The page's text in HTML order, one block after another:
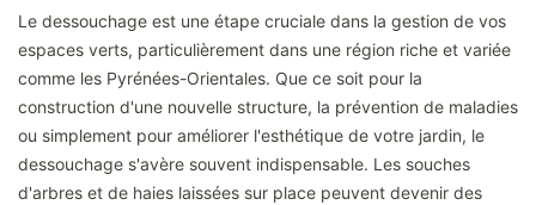
Le dessouchage est une étape cruciale dans la gestion de vos
espaces verts, particulièrement dans une région riche et variée
comme les Pyrénées-Orientales. Que ce soit pour la
construction d'une nouvelle structure, la prévention de maladies
ou simplement pour améliorer l'esthétique de votre jardin, le
dessouchage s'avère souvent indispensable. Les souches
d'arbres et de haies laissées sur place peuvent devenir des